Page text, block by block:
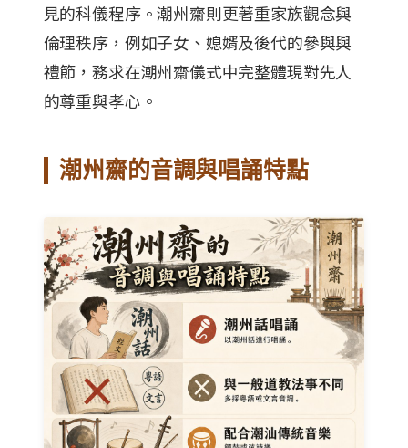
見的科儀程序。潮州齋則更著重家族觀念與
倫理秩序，例如子女、媳婿及後代的參與與
禮節，務求在潮州齋儀式中完整體現對先人
的尊重與孝心。
潮州齋的音調與唱誦特點